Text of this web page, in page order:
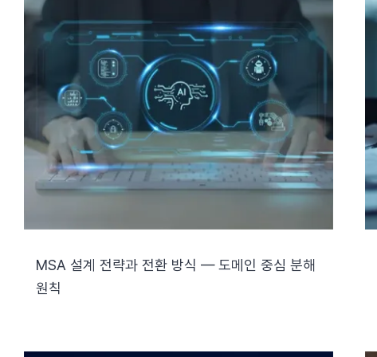
MSA 설계 전략과 전환 방식 — 도메인 중심 분해
원칙